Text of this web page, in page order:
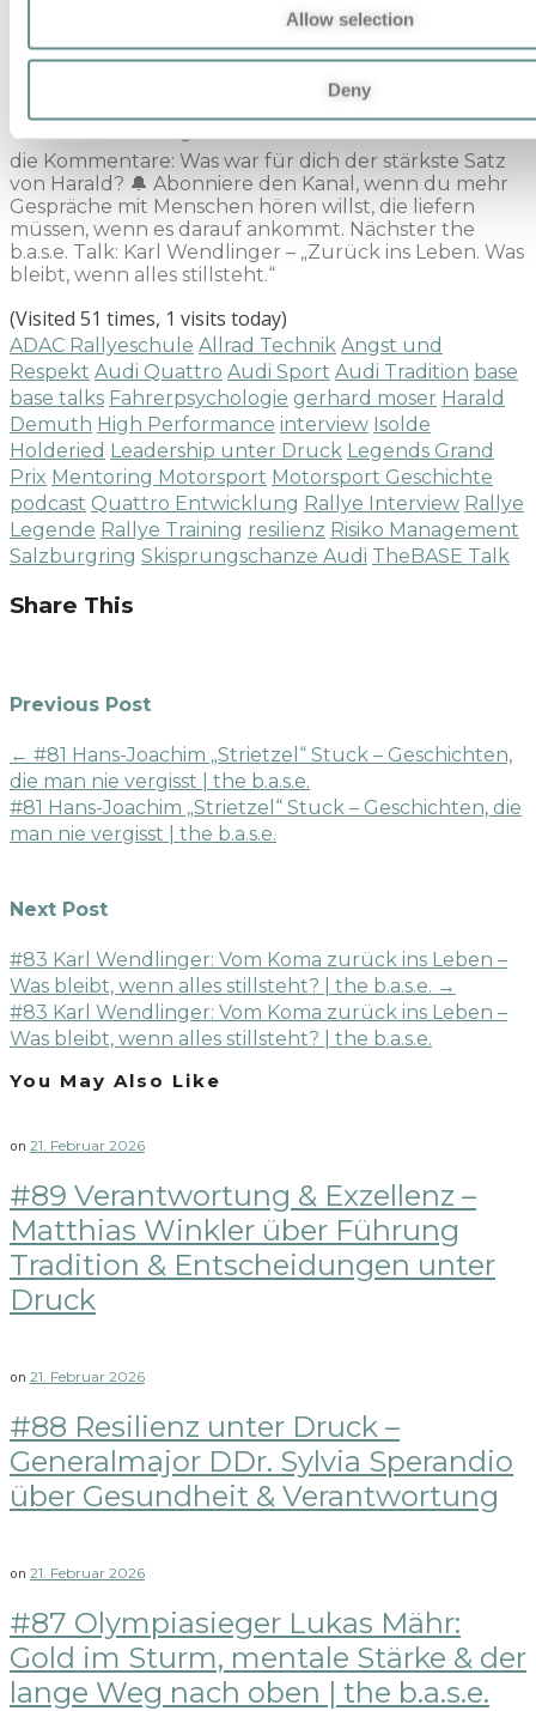
Allow selection
Deny
ist: Habe ich heute mein Bestes gegeben?“ ✨ „Leben
am Limit heißt, die Kontrolle zu behalten, wenn
System that works when it matters most 🎧 Wenn dir
dieser Talk etwas gibt: 👍 Like das Video 💬 Schreib in
die Kommentare: Was war für dich der stärkste Satz
von Harald? 🔔 Abonniere den Kanal, wenn du mehr
Gespräche mit Menschen hören willst, die liefern
müssen, wenn es darauf ankommt. Nächster the
b.a.s.e. Talk: Karl Wendlinger – „Zurück ins Leben. Was
bleibt, wenn alles stillsteht.“
(Visited 51 times, 1 visits today)
ADAC Rallyeschule Allrad Technik Angst und
Respekt Audi Quattro Audi Sport Audi Tradition base
base talks Fahrerpsychologie gerhard moser Harald
Demuth High Performance interview Isolde
Holderied Leadership unter Druck Legends Grand
Prix Mentoring Motorsport Motorsport Geschichte
podcast Quattro Entwicklung Rallye Interview Rallye
Legende Rallye Training resilienz Risiko Management
Salzburgring Skisprungschanze Audi TheBASE Talk
Share This
Previous Post
← #81 Hans-Joachim „Strietzel“ Stuck – Geschichten,
die man nie vergisst | the b.a.s.e.
#81 Hans-Joachim „Strietzel“ Stuck – Geschichten, die
man nie vergisst | the b.a.s.e.
Next Post
#83 Karl Wendlinger: Vom Koma zurück ins Leben –
Was bleibt, wenn alles stillsteht? | the b.a.s.e. →
#83 Karl Wendlinger: Vom Koma zurück ins Leben –
Was bleibt, wenn alles stillsteht? | the b.a.s.e.
You May Also Like
on 21. Februar 2026
#89 Verantwortung & Exzellenz –
Matthias Winkler über Führung
Tradition & Entscheidungen unter
Druck
on 21. Februar 2026
#88 Resilienz unter Druck –
Generalmajor DDr. Sylvia Sperandio
über Gesundheit & Verantwortung
on 21. Februar 2026
#87 Olympiasieger Lukas Mähr:
Gold im Sturm, mentale Stärke & der
lange Weg nach oben | the b.a.s.e.